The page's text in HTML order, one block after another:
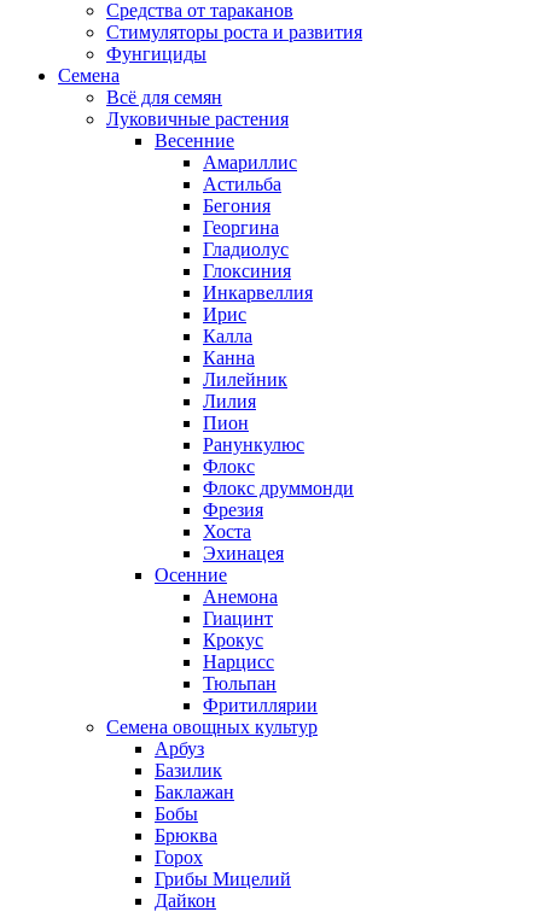
Средства от тараканов
Стимуляторы роста и развития
Фунгициды
Семена
Всё для семян
Луковичные растения
Весенние
Амариллис
Астильба
Бегония
Георгина
Гладиолус
Глоксиния
Инкарвеллия
Ирис
Калла
Канна
Лилейник
Лилия
Пион
Ранункулюс
Флокс
Флокс друммонди
Фрезия
Хоста
Эхинацея
Осенние
Анемона
Гиацинт
Крокус
Нарцисс
Тюльпан
Фритиллярии
Семена овощных культур
Арбуз
Базилик
Баклажан
Бобы
Брюква
Горох
Грибы Мицелий
Дайкон